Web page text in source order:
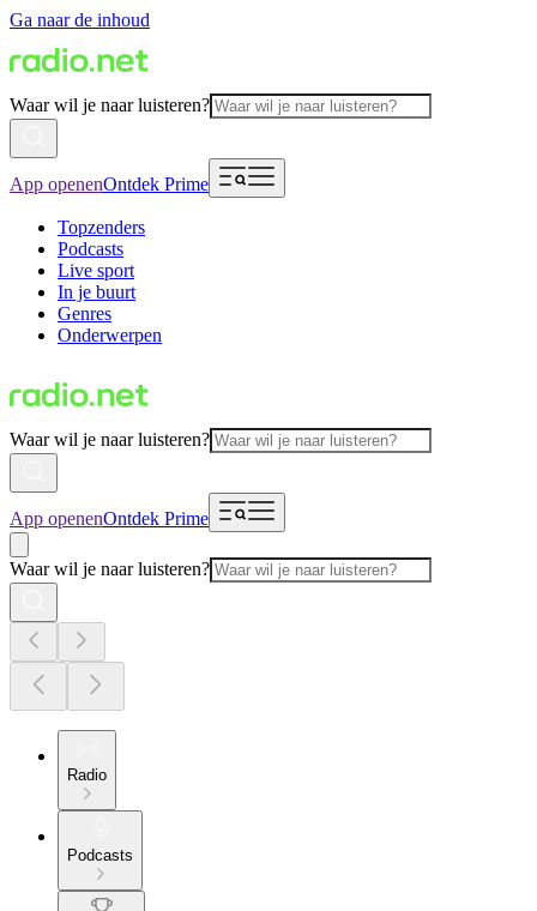
Ga naar de inhoud
Waar wil je naar luisteren?
App openenOntdek Prime
Topzenders
Podcasts
Live sport
In je buurt
Genres
Onderwerpen
Waar wil je naar luisteren?
App openenOntdek Prime
Waar wil je naar luisteren?
Radio
Podcasts